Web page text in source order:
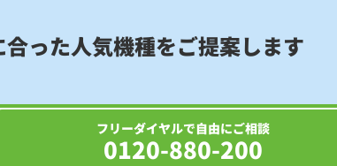
った人気機種をご提案します
フリーダイヤルで自由にご相談
0120-880-200